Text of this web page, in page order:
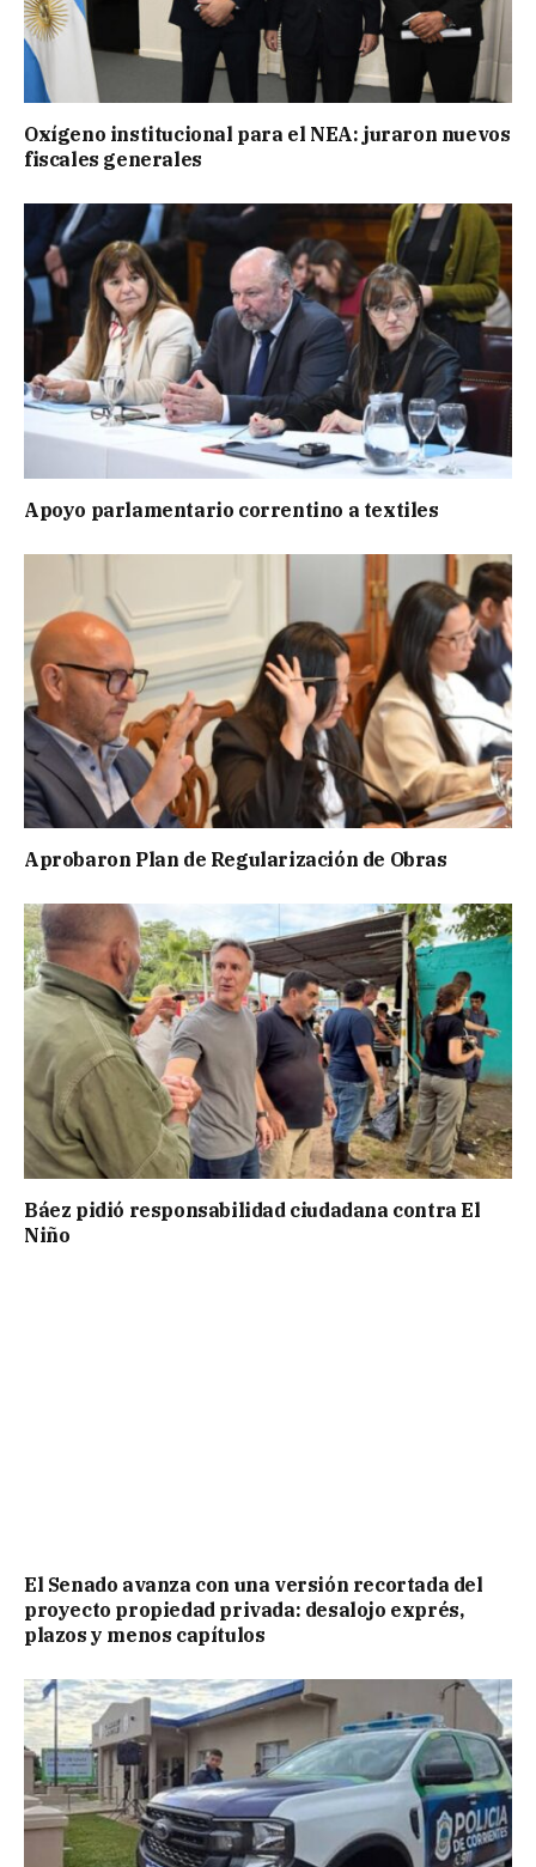
Oxígeno institucional para el NEA: juraron nuevos
fiscales generales
Apoyo parlamentario correntino a textiles
Aprobaron Plan de Regularización de Obras
Báez pidió responsabilidad ciudadana contra El
Niño
El Senado avanza con una versión recortada del
proyecto propiedad privada: desalojo exprés,
plazos y menos capítulos